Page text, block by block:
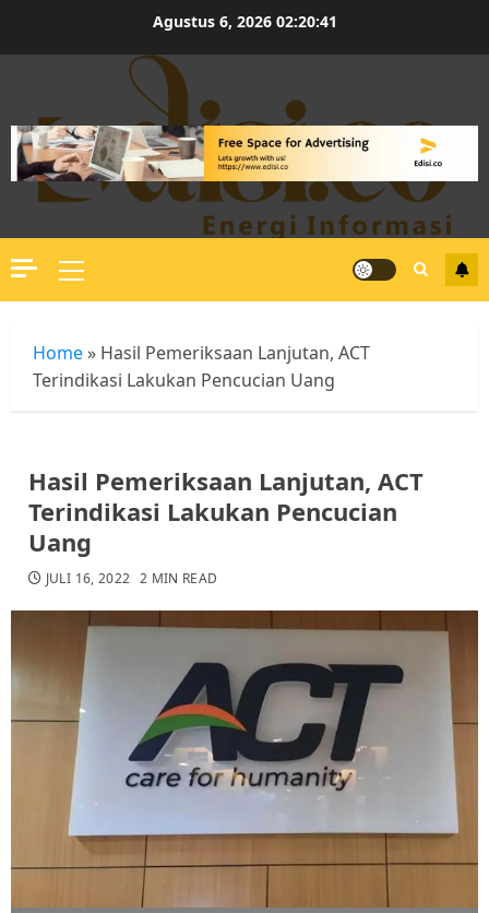
Agustus 6, 2026 02:20:41
Primary
Menu
Home » Hasil Pemeriksaan Lanjutan, ACT
Terindikasi Lakukan Pencucian Uang
Hasil Pemeriksaan Lanjutan, ACT
Terindikasi Lakukan Pencucian
Uang
JULI 16, 2022 2 MIN READ